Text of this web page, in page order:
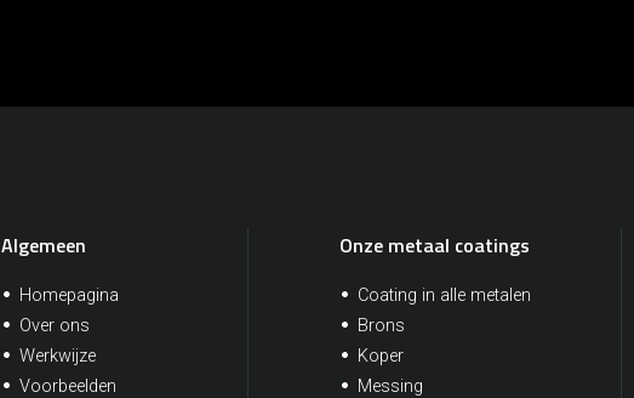
Algemeen
Homepagina
Over ons
Werkwijze
Voorbeelden
Onze metaal coatings
Coating in alle metalen
Brons
Koper
Messing